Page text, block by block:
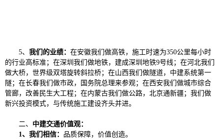
5、 我们的业绩： 在安徽我们做高铁，施工时速为350公里每小时
的行业高标准；在深圳我们做地铁，建成深圳地铁9号线；在河北我们
做大桥，世界级双塔旋转斜拉桥；在山西我们做隧道，中建系统第一
隧；在长春我们做市政，国务院总理来参观；在西安我们做城市综合
管廊，改善民生大工程；在内蒙古我们做公路，北京通新疆；我们做
新兴投资模式，与传统施工建设齐头并进。
二、 中建交通价值观：
1、我们相信： 品质保障，价值创造。